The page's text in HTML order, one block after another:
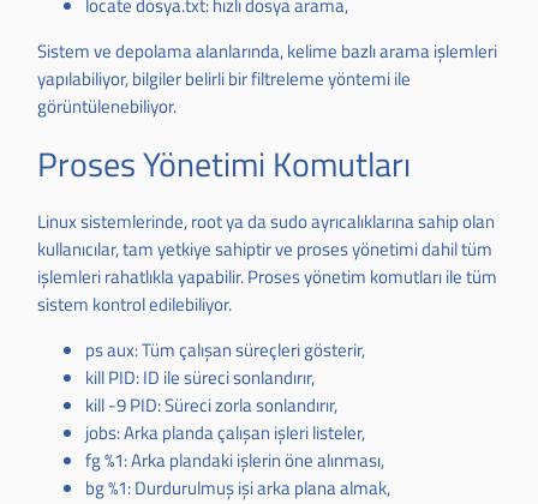
Sistem ve depolama alanlarında, kelime bazlı arama işlemleri
yapılabiliyor, bilgiler belirli bir filtreleme yöntemi ile
görüntülenebiliyor.
Proses Yönetimi Komutları
Linux sistemlerinde, root ya da sudo ayrıcalıklarına sahip olan
kullanıcılar, tam yetkiye sahiptir ve proses yönetimi dahil tüm
işlemleri rahatlıkla yapabilir. Proses yönetim komutları ile tüm
sistem kontrol edilebiliyor.
ps aux: Tüm çalışan süreçleri gösterir,
kill PID: ID ile süreci sonlandırır,
kill -9 PID: Süreci zorla sonlandırır,
jobs: Arka planda çalışan işleri listeler,
fg %1: Arka plandaki işlerin öne alınması,
bg %1: Durdurulmuş işi arka plana almak,